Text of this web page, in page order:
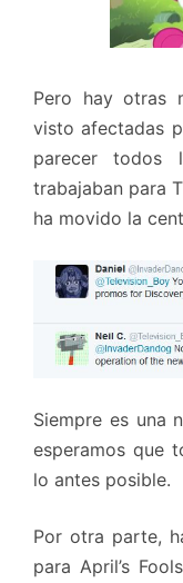
Pero hay otras
visto afectadas
parecer todos
trabajaban para
ha movido la
Siempre es una
esperamos que
lo antes posible.
Por otra parte,
para April’s